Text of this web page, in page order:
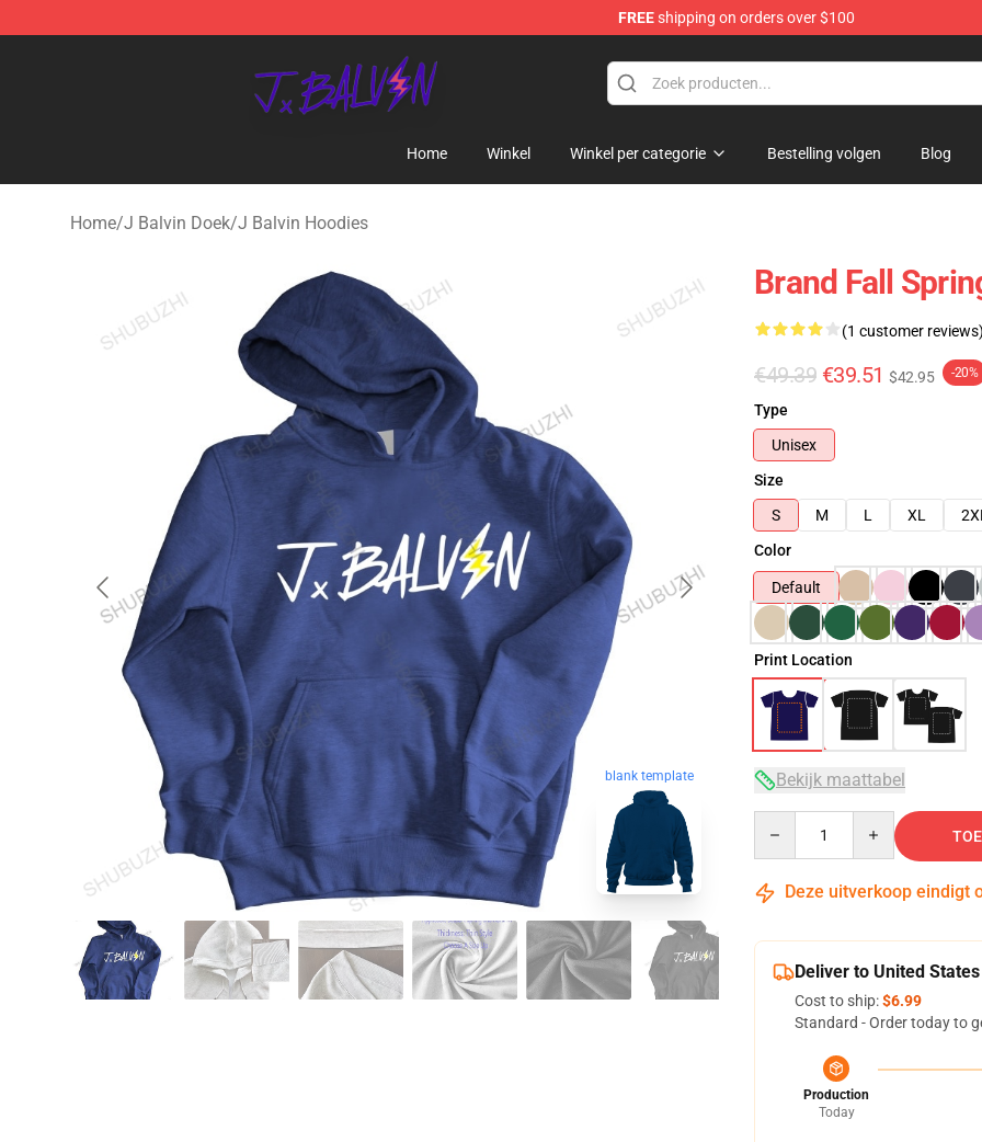
FREEshipping on orders over $100
J Balvin Store - Official J Balvin Merchandise Shop
Home Winkel Winkel per categorie Bestelling volgen Blog
Home/J Balvin Doek/J Balvin Hoodies
blank template
Brand Fall
(1 customer reviews)
€49.39 €39.51 $42.95 -20%
Type
Unisex
Size
S
M L XL 2XL
Color
Default
Print Location
Bekijk maattabel
Deze uitverkoop eindigt
Deliver to United States
Cost to ship:$6.99
Standard - Order today to
Production
Today